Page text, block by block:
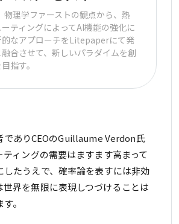
物理学ファーストの観点から、熱
ティングによってAI機能の強化に
的なアプローチをLitepaperにて発
合させて、新しいパラダイムを創
指す。
ありCEOのGuillaume Verdon氏
ィングの需要はますます高まって
したうえで、確率論を表すには非効
界を無限に表現しつづけることは
。